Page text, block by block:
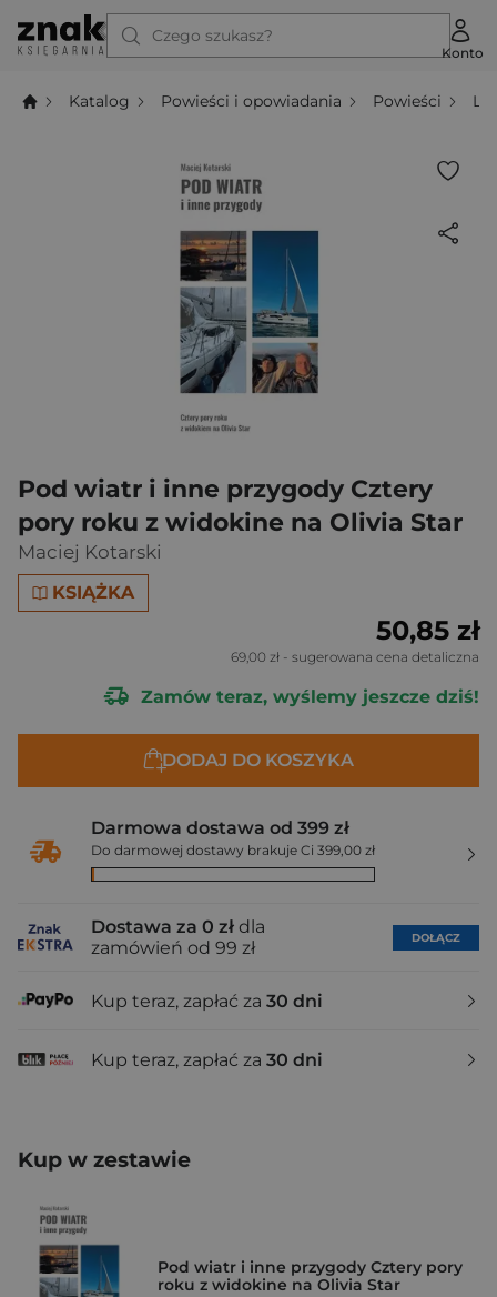
Czego szukasz?
Konto
Katalog Powieści i opowiadania Powieści
Pod wiatr i inne przygody Cztery
pory roku z widokine na Olivia Star
Maciej Kotarski
KSIĄŻKA
50,85 zł
69,00 zł - sugerowana cena detaliczna
Zamów teraz, wyślemy jeszcze dziś!
DODAJ DO KOSZYKA
Darmowa dostawa od 399 zł
Do darmowej dostawy brakuje Ci 399,00 zł
Dostawa za 0 zł dla
zamówień od 99 zł
DOŁĄCZ
Kup teraz, zapłać za 30 dni
Kup teraz, zapłać za 30 dni
Kup w zestawie
Pod wiatr i inne przygody Cztery pory
roku z widokine na Olivia Star